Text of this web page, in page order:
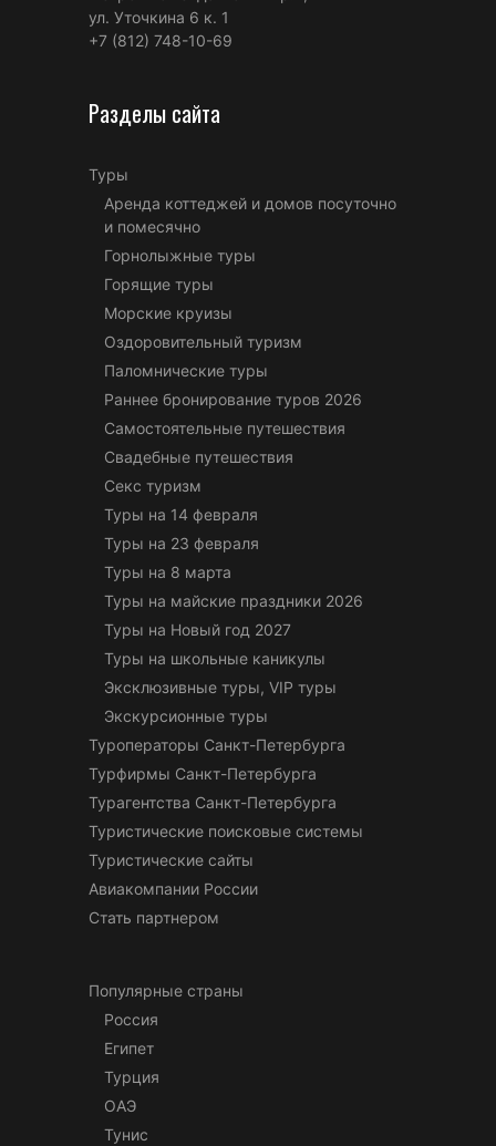
ул. Уточкина 6 к. 1
+7 (812) 748-10-69
Разделы сайта
Туры
Аренда коттеджей и домов посуточно
и помесячно
Горнолыжные туры
Горящие туры
Морские круизы
Оздоровительный туризм
Паломнические туры
Раннее бронирование туров 2026
Самостоятельные путешествия
Свадебные путешествия
Секс туризм
Туры на 14 февраля
Туры на 23 февраля
Туры на 8 марта
Туры на майские праздники 2026
Туры на Новый год 2027
Туры на школьные каникулы
Эксклюзивные туры, VIP туры
Экскурсионные туры
Туроператоры Санкт-Петербурга
Турфирмы Санкт-Петербурга
Турагентства Санкт-Петербурга
Туристические поисковые системы
Туристические сайты
Авиакомпании России
Стать партнером
Популярные страны
Россия
Египет
Турция
ОАЭ
Тунис